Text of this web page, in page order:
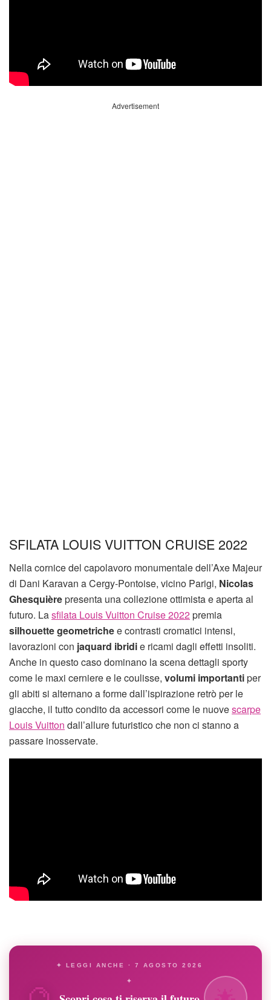
Advertisement
SFILATA LOUIS VUITTON CRUISE 2022
Nella cornice del capolavoro monumentale dell’Axe Majeur
di Dani Karavan a Cergy-Pontoise, vicino Parigi, Nicolas
Ghesquièrepresenta una collezione ottimista e aperta al
futuro. Lasfilata Louis Vuitton Cruise 2022premia
silhouette geometrichee contrasti cromatici intensi,
lavorazioni con jaquard ibridie ricami dagli effetti insoliti.
Anche in questo caso dominano la scena dettagli sporty
come le maxi cerniere e le coulisse, volumi importantiper
gli abiti si alternano a forme dall’ispirazione retrò per le
giacche, il tutto condito da accessori come le nuovescarpe
Louis Vuitton dall’allure futuristico che non ci stanno a
passare inosservate.
✦ LEGGI ANCHE · 7 AGOSTO 2026
✦